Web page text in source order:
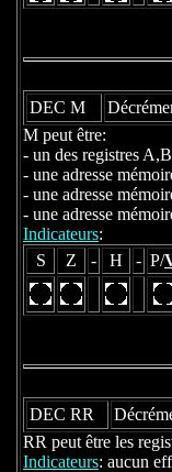
DEC M
M peut être:
- un des registres
- une adresse
- une adresse
- une adresse
Indicateurs:
S
Z - H - P/
DEC RR
RR peut être les
Indicateurs: aucun